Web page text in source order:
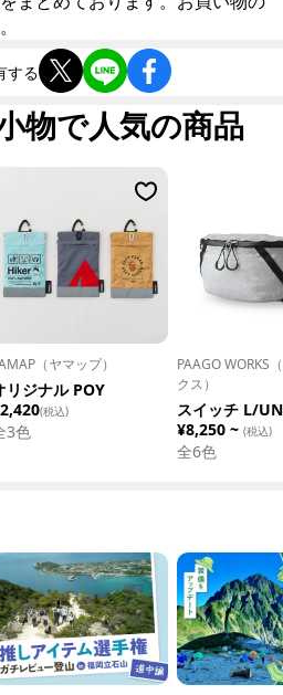
する
物で人気の商品
（ヤマップ）
リジナル POY
(税込)
3色
PAAGO WORKS
クス）
スイッチ L/
¥8,250 ~ (税込)
全6色